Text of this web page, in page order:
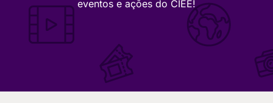
eventos e ações do CIEE!